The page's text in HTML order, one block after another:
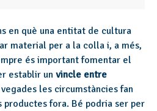
en què una entitat de cultura
material per a la colla i, a més,
és important fomentar el
establir un vincle entre
les circumstàncies fan
productes fora. Bé podria ser per